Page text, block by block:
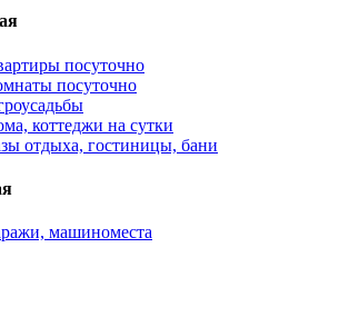
посуточно
посуточно
коттеджи на сутки
отдыха, гостиницы, бани
машиноместа